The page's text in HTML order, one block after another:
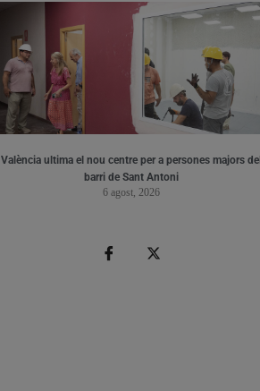
València ultima el nou centre per a persones majors del
barri de Sant Antoni
6 agost, 2026